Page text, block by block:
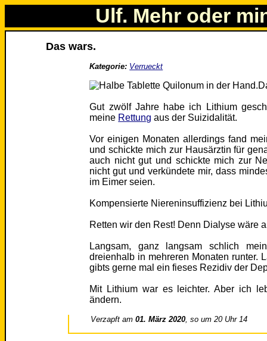
Ulf. Mehr oder
Das wars.
Kategorie: Verrueckt
Gut zwölf Jahre habe ich Lithium
meine Rettung aus der Suizidalität.
Vor einigen Monaten allerdings fand
und schickte mich zur Hausärztin für
auch nicht gut und schickte mich zur
nicht gut und verkündete mir, dass
im Eimer seien.
Kompensierte Niereninsuffizienz bei
Retten wir den Rest! Denn Dialyse wäre
Langsam, ganz langsam schlich
dreienhalb in mehreren Monaten runter.
gibts gerne mal ein fieses Rezidiv der
Mit Lithium war es leichter. Aber ich
ändern.
Verzapft am01. März 2020, so um 20 Uhr 14